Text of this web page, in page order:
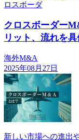
ロスボーダ
クロスボーダー
リット、流れを
海外M&A
2025年08月27日
新しい市場への進出